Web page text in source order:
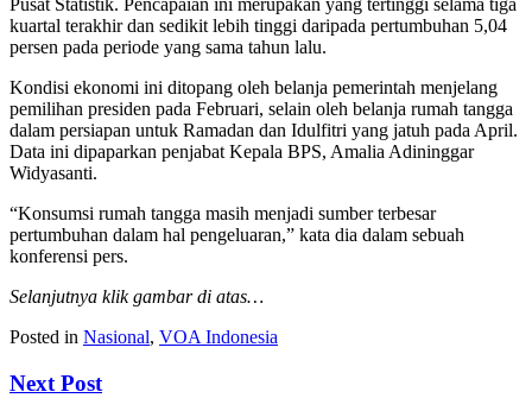
Pusat Statistik. Pencapaian ini merupakan yang tertinggi selama tiga
kuartal terakhir dan sedikit lebih tinggi daripada pertumbuhan 5,04
persen pada periode yang sama tahun lalu.
Kondisi ekonomi ini ditopang oleh belanja pemerintah menjelang
pemilihan presiden pada Februari, selain oleh belanja rumah tangga
dalam persiapan untuk Ramadan dan Idulfitri yang jatuh pada April.
Data ini dipaparkan penjabat Kepala BPS, Amalia Adininggar
Widyasanti.
“Konsumsi rumah tangga masih menjadi sumber terbesar
pertumbuhan dalam hal pengeluaran,” kata dia dalam sebuah
konferensi pers.
Selanjutnya klik gambar di atas…
Posted in Nasional, VOA Indonesia
Next Post